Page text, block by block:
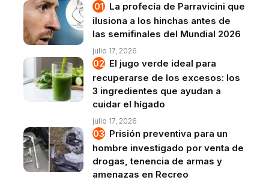
La profecía de Parravicini que
ilusiona a los hinchas antes de
las semifinales del Mundial 2026
julio 17, 2026
El jugo verde ideal para
recuperarse de los excesos: los
3 ingredientes que ayudan a
cuidar el hígado
julio 17, 2026
Prisión preventiva para un
hombre investigado por venta de
drogas, tenencia de armas y
amenazas en Recreo